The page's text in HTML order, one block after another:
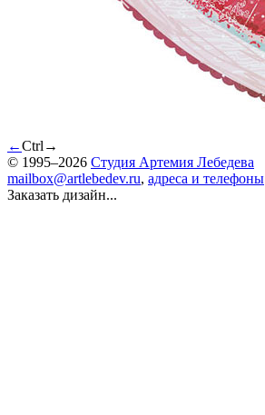
←Ctrl →
© 1995–2026 Студия Артемия Лебедева
mailbox@artlebedev.ru, адреса и телефоны
Заказать дизайн...